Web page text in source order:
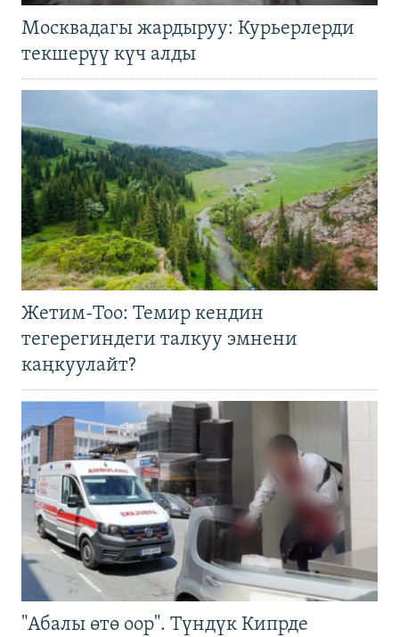
Москвадагы жардыруу: Курьерлерди
текшерүү күч алды
Жетим-Тоо: Темир кендин
тегерегиндеги талкуу эмнени
каңкуулайт?
"Абалы өтө оор". Түндүк Кипрде